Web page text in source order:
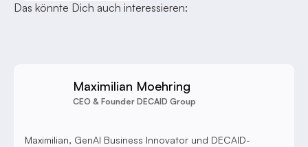
Das könnte Dich auch interessieren:
Maximilian Moehring
CEO & Founder DECAID Group
Maximilian, GenAI Business Innovator und DECAID-